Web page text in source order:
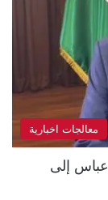
معالجات اخبارية
إلى